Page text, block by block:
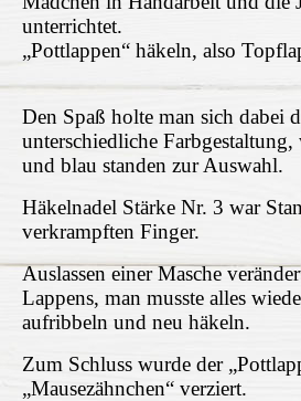
unterrichtet.
„Pottlappen“ häkeln, also
Den Spaß holte man sich dabei
unterschiedliche
und blau standen zur Auswahl.
Häkelnadel Stärke Nr. 3 war
verkrampften Finger.
Auslassen einer Masche
Lappens, man musste alles
aufribbeln und neu häkeln.
Zum Schluss wurde der
„Mausezähnchen“ verziert.